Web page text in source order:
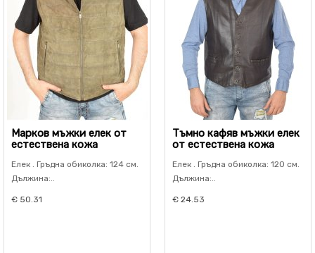
Марков мъжки елек от
естествена кожа
Елек . Гръдна обиколка: 124 см.
Дължина:..
€ 50.31
Тъмно кафяв мъжки елек
от естествена кожа
Елек . Гръдна обиколка: 120 см.
Дължина:..
€ 24.53